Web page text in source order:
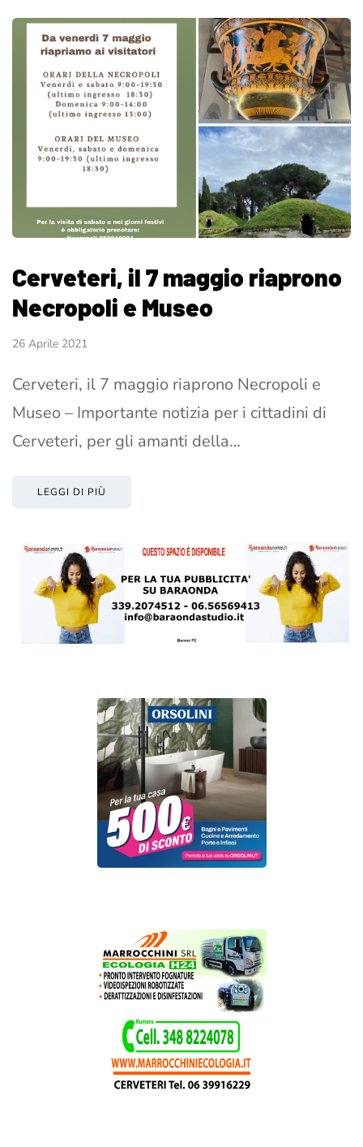
Cerveteri, il 7 maggio riaprono
Necropoli e Museo
26 Aprile 2021
Cerveteri, il 7 maggio riaprono Necropoli e
Museo – Importante notizia per i cittadini di
Cerveteri, per gli amanti della…
LEGGI DI PIÙ